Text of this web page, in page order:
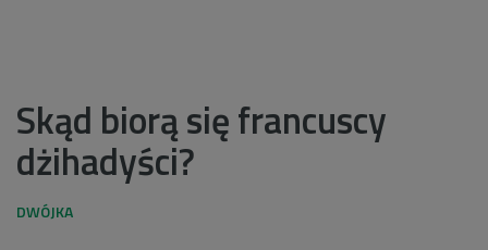
Skąd biorą się francuscy
dżihadyści?